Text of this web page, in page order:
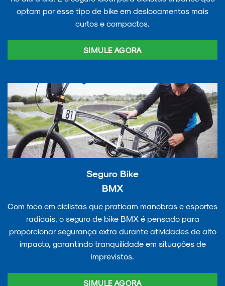
optam por esse tipo de bike em deslocamentos mais
curtos e compactos.
SIMULE AGORA
Seguro Bike
BMX
Com foco em ciclistas que praticam manobras e esportes
radicais, o seguro de bike BMX é pensado para
proporcionar segurança extra durante atividades de alto
impacto, garantindo tranquilidade em situações de
imprevistos.
SIMULE AGORA